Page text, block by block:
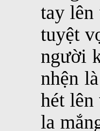
tay
tuyệt
người
nhện
hét
la